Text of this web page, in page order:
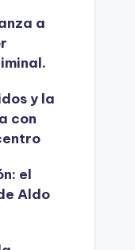
a
y la
con
el
Aldo